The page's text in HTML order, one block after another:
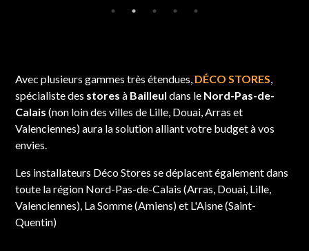
Avec plusieurs gammes très étendues, DÉCO STORES,
spécialiste des stores à Bailleul dans le Nord-Pas-de-
Calais (non loin des villes de Lille, Douai, Arras et
Valenciennes) aura la solution alliant votre budget à vos
envies.
Les installateurs Déco Stores se déplacent également dans
toute la région Nord-Pas-de-Calais (Arras, Douai, Lille,
Valenciennes), La Somme (Amiens) et L'Aisne (Saint-
Quentin)